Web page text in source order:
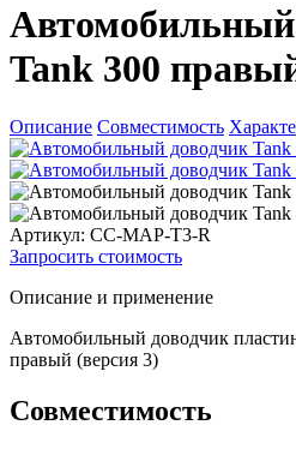
Tank 300
Описание Совместимость
Артикул: CC-MAP-T3-R
Запросить стоимость
Описание и применение
Автомобильный доводчик
правый (версия 3)
Совместимость